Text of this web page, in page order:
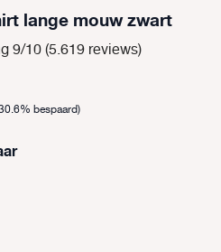
lange mouw zwart
9/10 (5.619 reviews)
bespaard)
niet beschikbaar.)